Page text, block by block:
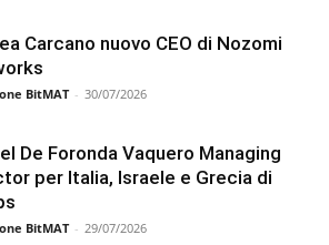
Carcano nuovo CEO di Nozomi
BitMAT - 30/07/2026
De Foronda Vaquero Managing
per Italia, Israele e Grecia di
BitMAT - 29/07/2026